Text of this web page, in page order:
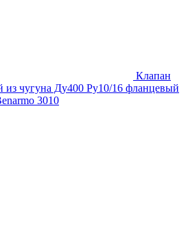
Клапан
из чугуна Ду400 Ру10/16 фланцевый
3010